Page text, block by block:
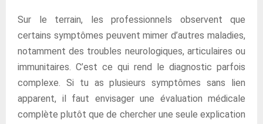
Sur le terrain, les professionnels observent que
certains symptômes peuvent mimer d’autres maladies,
notamment des troubles neurologiques, articulaires ou
immunitaires. C’est ce qui rend le diagnostic parfois
complexe. Si tu as plusieurs symptômes sans lien
apparent, il faut envisager une évaluation médicale
complète plutôt que de chercher une seule explication